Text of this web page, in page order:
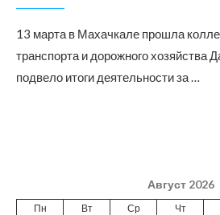
13 марта в Махачкале прошла
транспорта и дорожного хозяйства
подвело итоги деятельности за …
Август 2026
Пн Вт Ср Чт